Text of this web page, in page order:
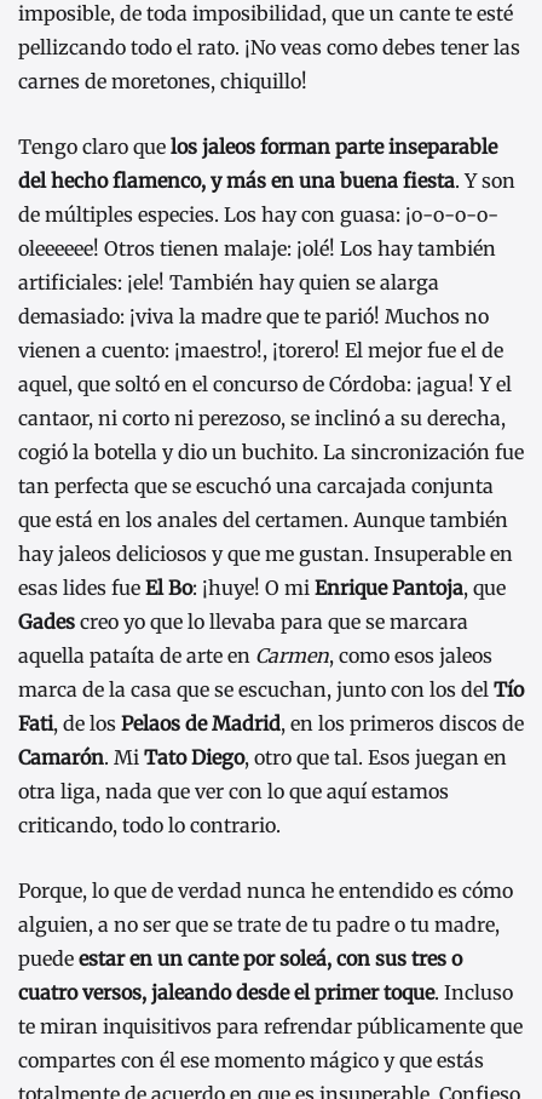
imposible, de toda imposibilidad, que un cante te esté
pellizcando todo el rato. ¡No veas como debes tener las
carnes de moretones, chiquillo!
Tengo claro que los jaleos forman parte inseparable
del hecho flamenco, y más en una buena fiesta. Y son
de múltiples especies. Los hay con guasa: ¡o-o-o-o-
oleeeeee! Otros tienen malaje: ¡olé! Los hay también
artificiales: ¡ele! También hay quien se alarga
demasiado: ¡viva la madre que te parió! Muchos no
vienen a cuento: ¡maestro!, ¡torero! El mejor fue el de
aquel, que soltó en el concurso de Córdoba: ¡agua! Y el
cantaor, ni corto ni perezoso, se inclinó a su derecha,
cogió la botella y dio un buchito. La sincronización fue
tan perfecta que se escuchó una carcajada conjunta
que está en los anales del certamen. Aunque también
hay jaleos deliciosos y que me gustan. Insuperable en
esas lides fue El Bo: ¡huye! O mi Enrique Pantoja, que
Gades creo yo que lo llevaba para que se marcara
aquella pataíta de arte en Carmen, como esos jaleos
marca de la casa que se escuchan, junto con los del Tío
Fati, de los Pelaos de Madrid, en los primeros discos de
Camarón. Mi Tato Diego, otro que tal. Esos juegan en
otra liga, nada que ver con lo que aquí estamos
criticando, todo lo contrario.
Porque, lo que de verdad nunca he entendido es cómo
alguien, a no ser que se trate de tu padre o tu madre,
puede estar en un cante por soleá, con sus tres o
cuatro versos, jaleando desde el primer toque. Incluso
te miran inquisitivos para refrendar públicamente que
compartes con él ese momento mágico y que estás
totalmente de acuerdo en que es insuperable. Confieso